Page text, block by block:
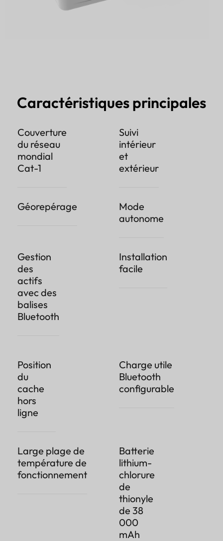
Caractéristiques principales
Couverture
du réseau
mondial
Cat-1
Suivi
intérieur
et
extérieur
Géorepérage
Mode
autonome
Gestion
des
actifs
avec des
balises
Bluetooth
Installation
facile
Position
du
cache
hors
ligne
Charge utile
Bluetooth
configurable
Large plage de
température de
fonctionnement
Batterie
lithium-
chlorure
de
thionyle
de 38
000
mAh